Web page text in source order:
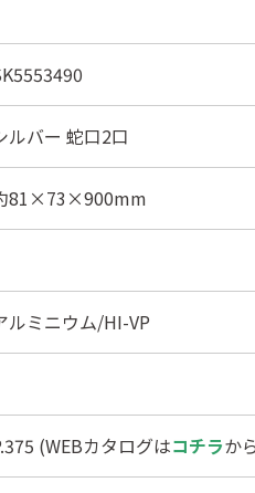
ルバー 蛇口2口
81×73×900mm
ルミニウム/HI-VP
(WEBカタログはコチラか